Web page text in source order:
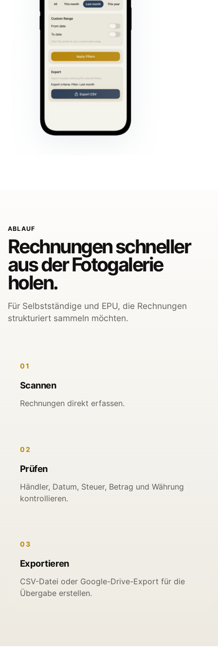
ABLAUF
Rechnungen schneller
aus der Fotogalerie
holen.
Für Selbstständige und EPU, die Rechnungen
strukturiert sammeln möchten.
01
Scannen
Rechnungen direkt erfassen.
02
Prüfen
Händler, Datum, Steuer, Betrag und Währung
kontrollieren.
03
Exportieren
CSV-Datei oder Google-Drive-Export für die
Übergabe erstellen.